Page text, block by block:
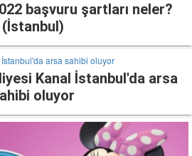
başvuru şartları neler?
(İstanbul)
Kanal İstanbul'da arsa
oluyor